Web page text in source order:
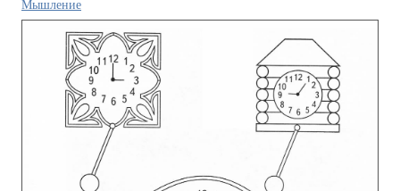
Мышление